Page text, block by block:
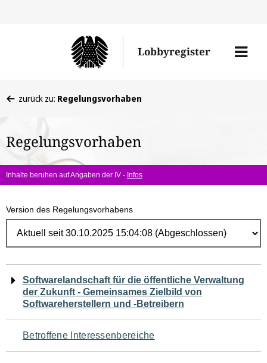
Lobbyregister
Menü
befinden
hier:
zurück zu: Regelungsvorhaben
Regelungsvorhaben
Inhalte beruhen auf Angaben der IV - Infos
Version des Regelungsvorhabens
Navigation
für
den
Seiteninhalt
Softwarelandschaft für die öffentliche Verwaltung
der Zukunft - Gemeinsames Zielbild von
Softwareherstellern und -Betreibern
Betroffene Interessenbereiche